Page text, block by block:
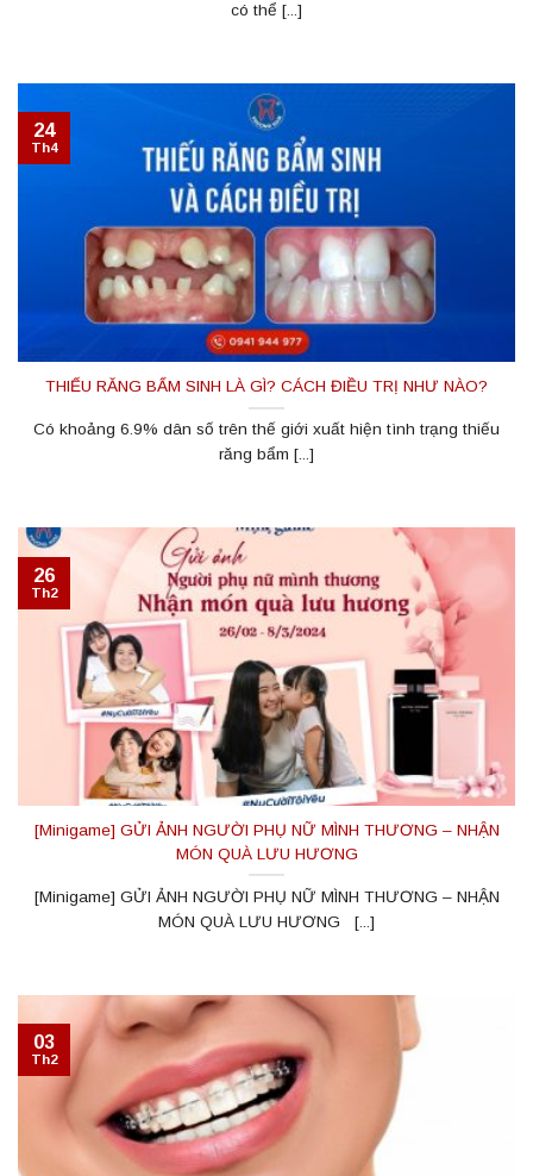
có thể [...]
THIẾU RĂNG BẨM SINH LÀ GÌ? CÁCH ĐIỀU TRỊ NHƯ NÀO?
Có khoảng 6.9% dân số trên thế giới xuất hiện tình trạng thiếu
răng bẩm [...]
24
Th4
[Minigame] GỬI ẢNH NGƯỜI PHỤ NỮ MÌNH THƯƠNG – NHẬN
MÓN QUÀ LƯU HƯƠNG
[Minigame] GỬI ẢNH NGƯỜI PHỤ NỮ MÌNH THƯƠNG – NHẬN
MÓN QUÀ LƯU HƯƠNG [...]
26
Th2
03
Th2